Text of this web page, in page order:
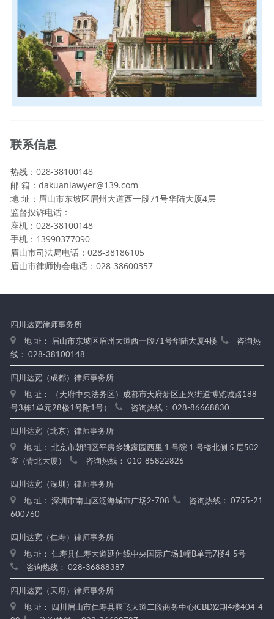
联系信息
热线：028-38100148
邮 箱：dakuanlawyer@139.com
地 址：眉山市东坡区眉州大道西一段71号华陆大厦4层
监督投诉电话：
座机：028-38100148
手机：13990377090
眉山市司法局电话：028-38186105
眉山市律师协会电话：028-38600357
四川达宽律师事务所
地 址： 眉山市东坡区眉州大道西一段71号华陆大厦4楼
咨询热
线： 028-38100148
四川达宽（成都）律师事务所
地 址： （天府中央法务区）成都市天府新区正兴街道博览城路188
号3栋1单元28楼1号附1号）
咨询热线： 028-86668830
四川达宽（北京）律师事务所
地 址： 北京市朝阳区平房乡姚家园西里 1 号院 1 号楼北侧 5 层502
室（青北大厦）
咨询热线： 010-85822826
四川达宽（深圳）律师事务所
地 址： 深圳市南山区泛海城市广场2-708
咨询热线： 0755-21
600760
四川达宽（仁寿）律师事务所
地 址： 仁寿县仁寿大道延伸线中央国际广场1幢B单元7楼4-5号
咨询热线： 028-36888387
四川达宽（天府）律师事务所
地 址： 四川眉山市仁寿县腾飞大道二段商务中心(CBD)2期4楼404-4